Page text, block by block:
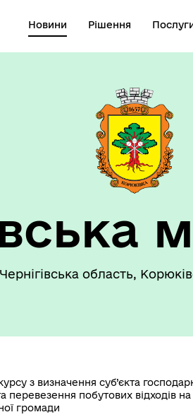
Новини Рішення
Рішення
Чернігівська область,
з визначення суб’єкта
перевезення побутових відходів на
громади